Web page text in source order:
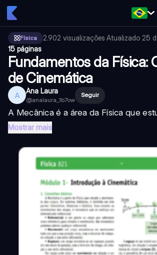
Física 2.902 visualizações·Atualizado 25
15 páginas
Fundamentos da Física:
de Cinemática
A Ana Laura
@analaura_1b7ow
Seguir
A Mecânica é a área da Física que
Mostrar mais